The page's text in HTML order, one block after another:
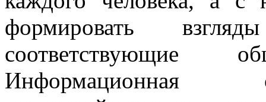
формировать
соответствующие
Информационная